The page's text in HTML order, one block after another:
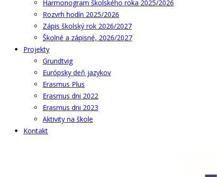
Harmonogram školského roka 2025/2026
Rozvrh hodín 2025/2026
Zápis školský rok 2026/2027
Školné a zápisné, 2026/2027
Projekty
Grundtvig
Európsky deň jazykov
Erasmus Plus
Erasmus dni 2022
Erasmus dni 2023
Aktivity na škole
Kontakt